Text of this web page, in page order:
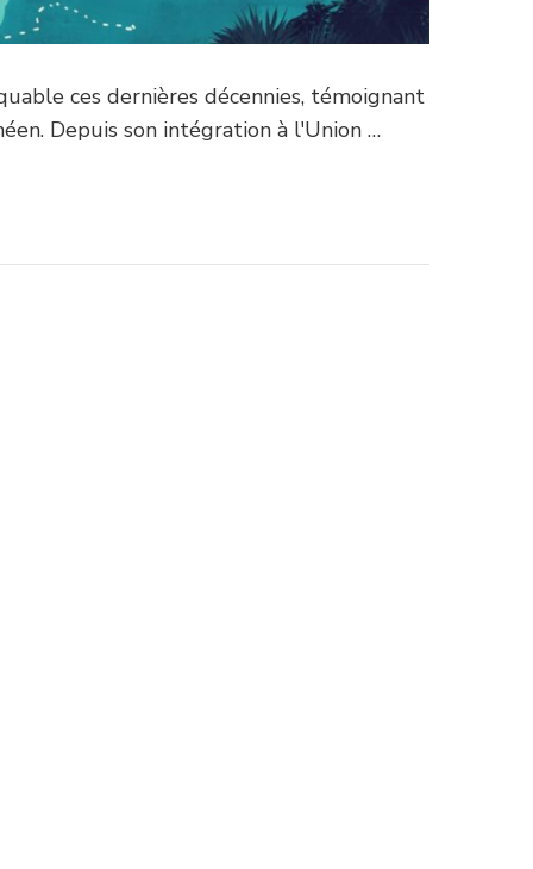
ces dernières décennies, témoignant
Depuis son intégration à l'Union …